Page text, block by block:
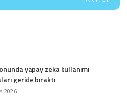
yapay zeka kullanımı
geride bıraktı
2026